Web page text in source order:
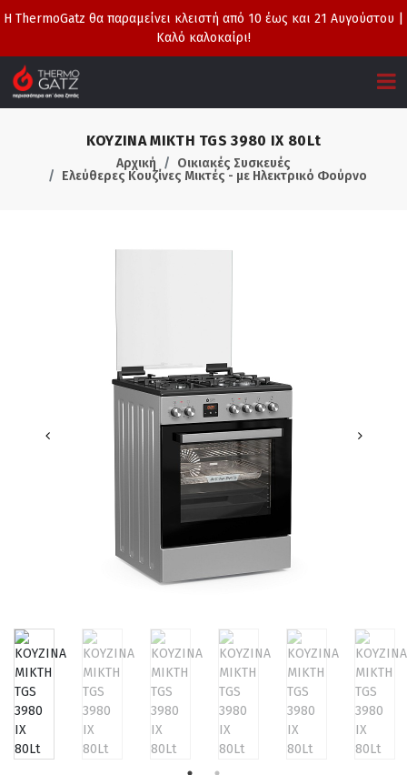
Η ThermoGatz θα παραμείνει κλειστή από 10 έως και 21 Αυγούστου |
Καλό καλοκαίρι!
ΚΟΥΖΙΝΑ ΜΙΚΤΗ TGS 3980 IX 80Lt
Αρχική
Οικιακές Συσκευές
Ελεύθερες Κουζίνες Μικτές - με Ηλεκτρικό Φούρνο